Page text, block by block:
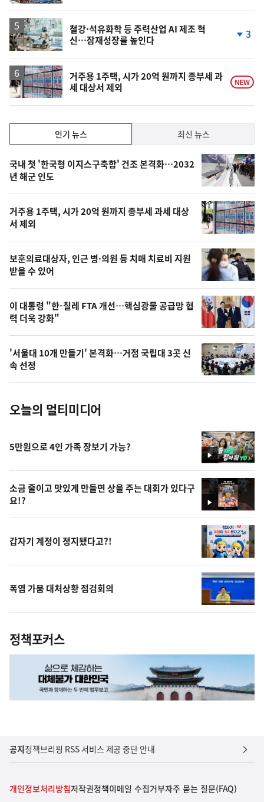
일
철강·석유화학 등 주력산업 AI 제조 혁
신…잠재성장률 높인다
락
3
거주용 1주택, 시가 20억 원까지 종부세 과
세 대상서 제외
NEW
기,
최
신,
늘
의
영
상
오
늘
의
사
진
인기 뉴스 최신 뉴스
기
뉴
스
국내 첫 '한국형 이지스구축함' 건조 본격화…2032
년 해군 인도
거주용 1주택, 시가 20억 원까지 종부세 과세 대상
서 제외
보훈의료대상자, 인근 병·의원 등 치매 치료비 지원
받을 수 있어
이 대통령 "한-칠레 FTA 개선…핵심광물 공급망 협
력 더욱 강화"
'서울대 10개 만들기' 본격화…거점 국립대 3곳 신
속 선정
오늘의 멀티미디어
영
상
5만원으로 4인 가족 장보기 가능?
영
상
소금 줄이고 맛있게 만들면 상을 주는 대회가 있다구
요!?
갑자기 계정이 정지됐다고?!
폭염 가뭄 대처상황 점검회의
정책포커스
공지정책브리핑 RSS 서비스 제공 중단 안내
개인정보처리방침저작권정책이메일 수집거부자주 묻는 질문(FAQ)